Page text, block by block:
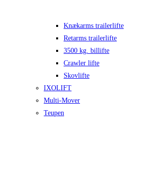
Knækarms trailerlifte
Retarms trailerlifte
3500 kg. billifte
Crawler lifte
Skovlifte
IXOLIFT
Multi-Mover
Teupen